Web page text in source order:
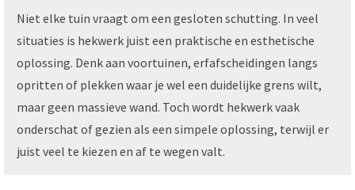
Niet elke tuin vraagt om een gesloten schutting. In veel
situaties is hekwerk juist een praktische en esthetische
oplossing. Denk aan voortuinen, erfafscheidingen langs
opritten of plekken waar je wel een duidelijke grens wilt,
maar geen massieve wand. Toch wordt hekwerk vaak
onderschat of gezien als een simpele oplossing, terwijl er
juist veel te kiezen en af te wegen valt.